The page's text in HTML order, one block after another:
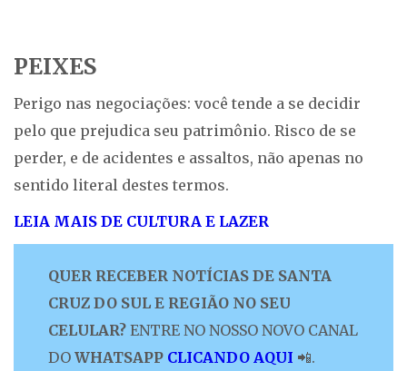
PEIXES
Perigo nas negociações: você tende a se decidir
pelo que prejudica seu patrimônio. Risco de se
perder, e de acidentes e assaltos, não apenas no
sentido literal destes termos.
LEIA MAIS DE CULTURA E LAZER
QUER RECEBER NOTÍCIAS DE SANTA
CRUZ DO SUL E REGIÃO NO SEU
CELULAR? ENTRE NO NOSSO NOVO CANAL
DO WHATSAPP CLICANDO AQUI 📲.